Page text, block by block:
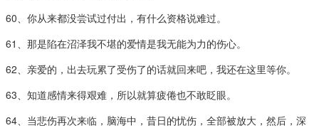
60、你从来都没尝试过付出，有什么资格说难过。
61、那是陷在沼泽我不堪的爱情是我无能为力的伤心。
62、亲爱的，出去玩累了受伤了的话就回来吧，我还在这里等你。
63、知道感情来得艰难，所以就算疲倦也不敢眨眼。
64、当悲伤再次来临，脑海中，昔日的忧伤，全部被放大，然后，深